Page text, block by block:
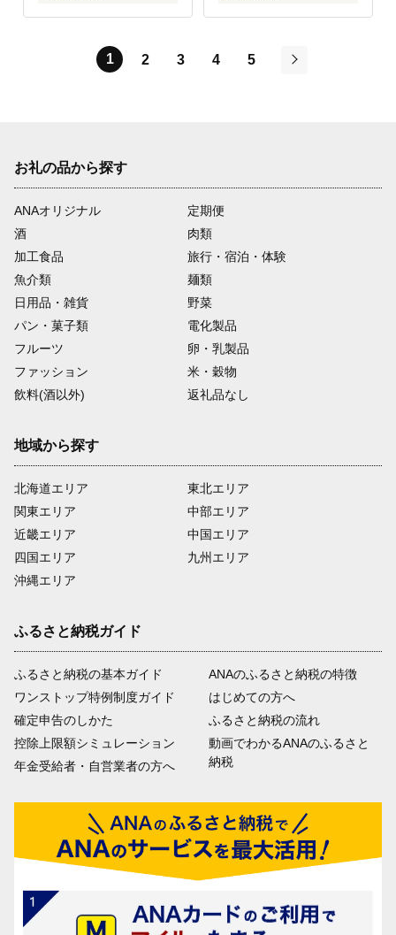
1 2 3 4
5
お礼の品から探す
ANAオリジナル
定期便
酒
肉類
加工食品
旅行・宿泊・体験
魚介類
麺類
日用品・雑貨
野菜
パン・菓子類
電化製品
フルーツ
卵・乳製品
ファッション
米・穀物
飲料(酒以外)
返礼品なし
地域から探す
北海道エリア
関東エリア
近畿エリア
四国エリア
沖縄エリア
東北エリア
中部エリア
中国エリア
九州エリア
ふるさと納税ガイド
ふるさと納税の基本ガイド
ワンストップ特例制度ガイド
確定申告のしかた
控除上限額シミュレーション
年金受給者・自営業者の方へ
ANAのふるさと納税の特徴
はじめての方へ
ふるさと納税の流れ
動画でわかるANAのふるさと
納税